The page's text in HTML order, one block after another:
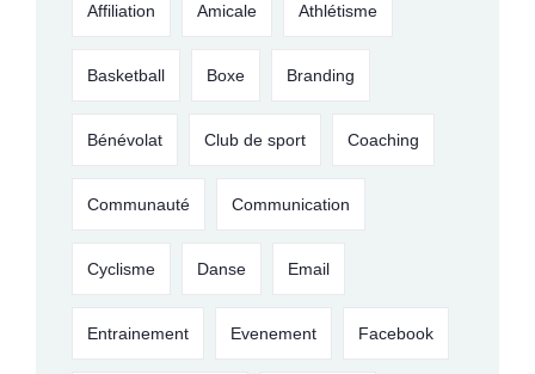
Affiliation Amicale Athlétisme
Basketball Boxe Branding
Bénévolat Club de sport Coaching
Communauté Communication
Cyclisme Danse Email
Entrainement Evenement Facebook